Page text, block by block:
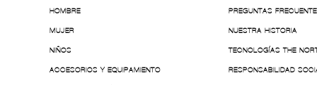
HOMBRE
MUJER
NIÑOS
ACCESORIOS Y EQUIPAMIENTO
PREGUNTAS
NUESTRA HISTORIA
TECNOLOGÍAS THE
RESPONSABILIDAD